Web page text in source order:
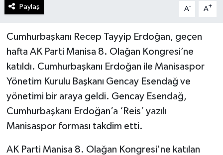
Paylaş A- A+
Cumhurbaşkanı Recep Tayyip Erdoğan, geçen
hafta AK Parti Manisa 8. Olağan Kongresi’ne
katıldı. Cumhurbaşkanı Erdoğan ile Manisaspor
Yönetim Kurulu Başkanı Gencay Esendağ ve
yönetimi bir araya geldi. Gencay Esendağ,
Cumhurbaşkanı Erdoğan’a ‘Reis’ yazılı
Manisaspor forması takdim etti.
AK Parti Manisa 8. Olağan Kongresi'ne katılan